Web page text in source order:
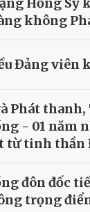
không
Đảng viên
Phát
- 01 năm
từ tinh thần
đôn đốc
trọng